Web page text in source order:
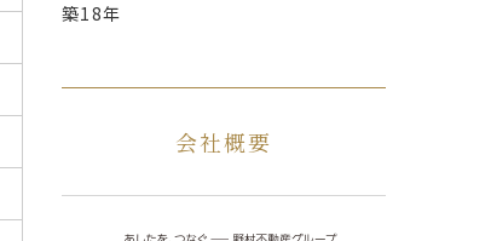
築18年
会社概要